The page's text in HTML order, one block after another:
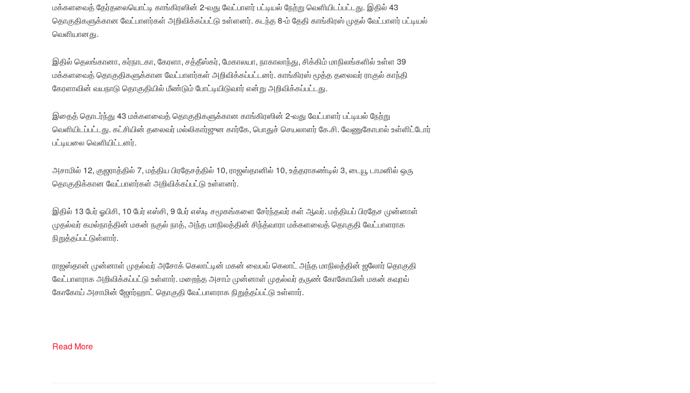
மக்களவைத் தேர்தலையொட்டி காங்கிரஸின் 2-வது வேட்பாளர் பட்டியல் நேற்று வெளியிடப்பட்டது. இதில் 43
தொகுதிகளுக்கான வேட்பாளர்கள் அறிவிக்கப்பட்டு உள்ளனர். கடந்த 8-ம் தேதி காங்கிரஸ் முதல் வேட்பாளர் பட்டியல்
வெளியானது.
இதில் தெலங்கானா, கர்நாடகா, கேரளா, சத்தீஸ்கர், மேகாலயா, நாகாலாந்து, சிக்கிம் மாநிலங்களில் உள்ள 39
மக்களவைத் தொகுதிகளுக்கான வேட்பாளர்கள் அறிவிக்கப்பட்டனர். காங்கிரஸ் மூத்த தலைவர் ராகுல் காந்தி
கேரளாவின் வயநாடு தொகுதியில் மீண்டும் போட்டியிடுவார் என்று அறிவிக்கப்பட்டது.
இதைத் தொடர்ந்து 43 மக்களவைத் தொகுதிகளுக்கான காங்கிரஸின் 2-வது வேட்பாளர் பட்டியல் நேற்று
வெளியிடப்பட்டது. கட்சியின் தலைவர் மல்லிகார்ஜுன கார்கே, பொதுச் செயலாளர் கே.சி. வேணுகோபால் உள்ளிட்டோர்
பட்டியலை வெளியிட்டனர்.
அசாமில் 12, குஜராத்தில் 7, மத்திய பிரதேசத்தில் 10, ராஜஸ்தானில் 10, உத்தராகண்டில் 3, டையூ டாமனில் ஒரு
தொகுதிக்கான வேட்பாளர்கள் அறிவிக்கப்பட்டு உள்ளனர்.
இதில் 13 பேர் ஓபிசி, 10 பேர் எஸ்சி, 9 பேர் எஸ்டி சமூகங்களை சேர்ந்தவர் கள் ஆவர். மத்தியப் பிரதேச முன்னாள்
முதல்வர் கமல்நாத்தின் மகன் நகுல் நாத், அந்த மாநிலத்தின் சிந்த்வாரா மக்களவைத் தொகுதி வேட்பாளராக
நிறுத்தப்பட்டுள்ளார்.
ராஜஸ்தான் முன்னாள் முதல்வர் அசோக் கெலாட்டின் மகன் வைபவ் கெலாட் அந்த மாநிலத்தின் ஜலோர் தொகுதி
வேட்பாளராக அறிவிக்கப்பட்டு உள்ளார். மறைந்த அசாம் முன்னாள் முதல்வர் தருண் கோகோயின் மகன் கவுரவ்
கோகோய் அசாமின் ஜோர்ஹாட் தொகுதி வேட்பாளராக நிறுத்தப்பட்டு உள்ளார்.
Read More